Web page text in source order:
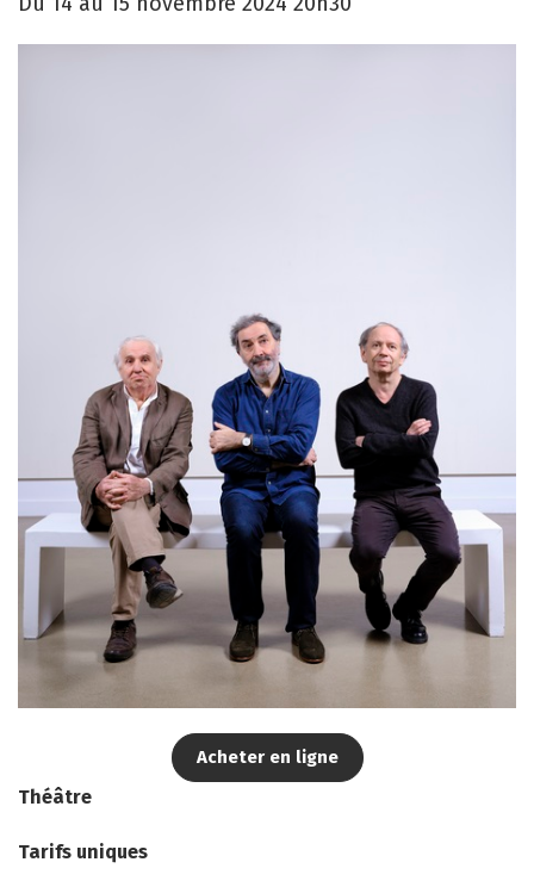
Acheter en ligne
Théâtre
Tarifs uniques